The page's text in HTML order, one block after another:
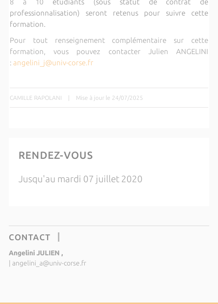
professionnalisation) seront retenus pour suivre cette
formation.
Pour tout renseignement complémentaire sur cette
formation, vous pouvez contacter Julien ANGELINI
: angelini_j@univ-corse.fr
CAMILLE RAPOLANI | Mise à jour le 24/07/2025
RENDEZ-VOUS
Jusqu'au mardi 07 juillet 2020
CONTACT
Angelini JULIEN ,
angelini_a@univ-corse.fr